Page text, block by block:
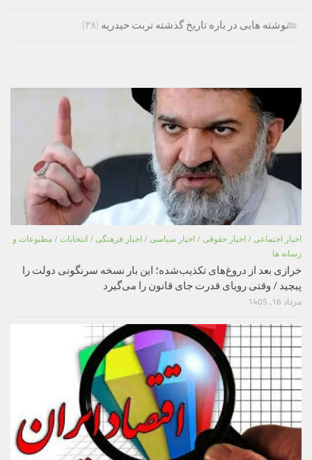
نوشته هایی در باره تاریخ گذشته تربت حیدریه (۳۸)
اخبار اجتماعی / اخبار حقوقی / اخبار سیاسی / اخبار فرهنگی / انتخابات / مطبوعات و
رسانه ها
خرازی بعد از دروغ‌های تکذیب‌شده؛ این بار نسخه سرنگونی دولت را
پیچید / وقتی رویای قدرت جای قانون را می‌گیرد
مرداد 16, 1405